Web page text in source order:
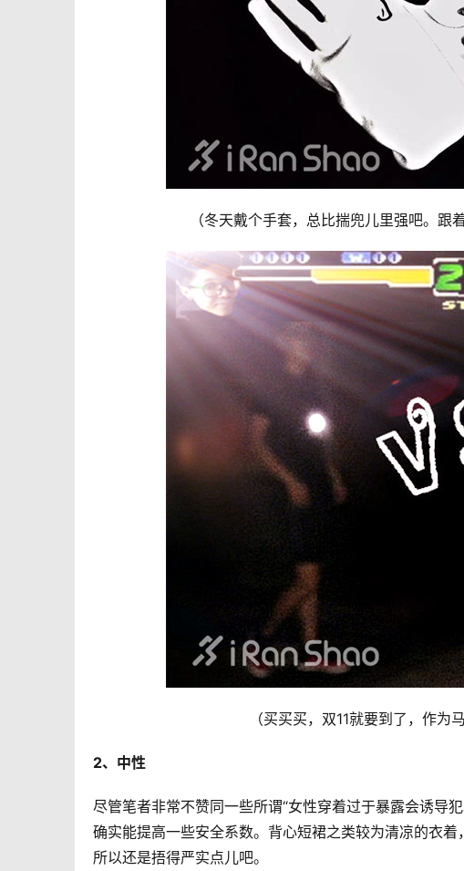
（冬天戴个手套，总比揣兜儿里强吧。跟
（买买买，双11就要到了，作为
2、中性
尽管笔者非常不赞同一些所谓“女性穿着过于暴露会诱导
确实能提高一些安全系数。背心短裙之类较为清凉的衣
所以还是捂得严实点儿吧。